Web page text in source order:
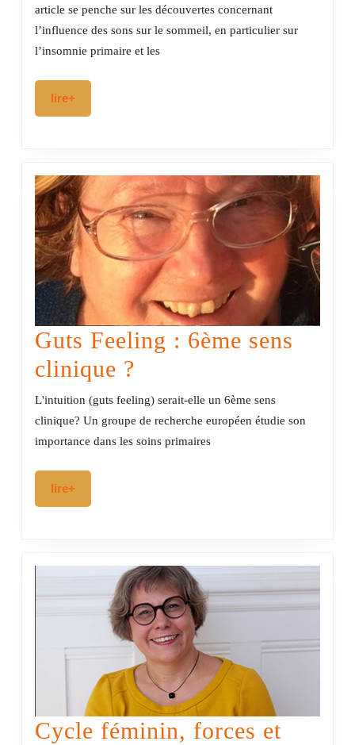
quelle
est
article se penche sur les découvertes concernant
l’influence des sons sur le sommeil, en particulier sur
l’insomnie primaire et les
lire+
Guts Feeling : 6ème sens
clinique ?
Feeling
:
6ème
L'intuition (guts feeling) serait-elle un 6ème sens
clinique? Un groupe de recherche européen étudie son
importance dans les soins primaires
lire+
Cycle féminin, forces et